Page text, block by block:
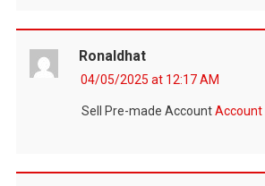
Ronaldhat
04/05/2025 at 12:17 AM
Sell Pre-made AccountAccount